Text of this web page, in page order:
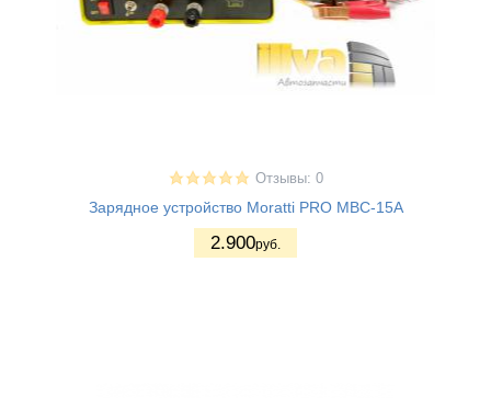
Отзывы: 0
Зарядное устройство Moratti PRO MBC-15A
2.900руб.